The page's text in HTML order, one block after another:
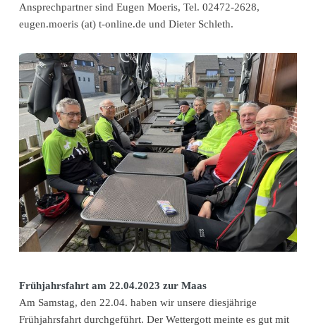
Ansprechpartner sind Eugen Moeris, Tel. 02472-2628,
eugen.moeris (at) t-online.de und Dieter Schleth.
Frühjahrsfahrt am 22.04.2023 zur Maas
Am Samstag, den 22.04. haben wir unsere diesjährige
Frühjahrsfahrt durchgeführt. Der Wettergott meinte es gut mit